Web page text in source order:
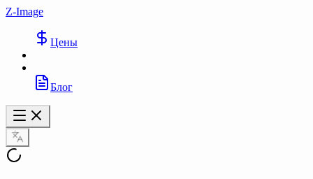
Z-Image
Цены
Блог